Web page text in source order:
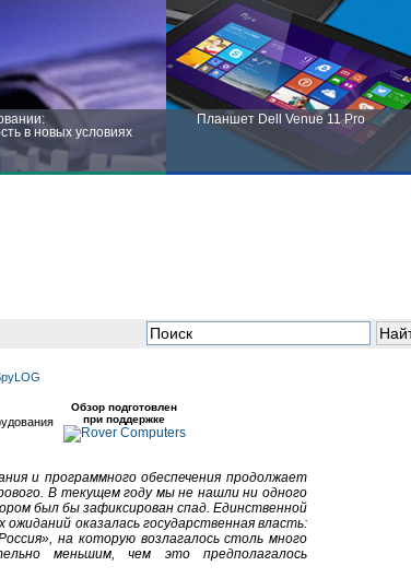
в новых условиях
Планшет Dell Venue 11 Pro
Обзор подготовлен
при поддержке
и программного обеспечения продолжает
В текущем году мы не нашли ни одного
был бы зафиксирован спад. Единственной
оказалась государственная власть:
на которую возлагалось столь много
меньшим, чем это предполагалось